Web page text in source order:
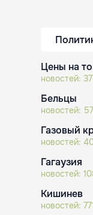
Цены на
новостей:
Бельцы
новостей:
Газовый
новостей:
Гагаузия
новостей:
Кишинев
новостей: